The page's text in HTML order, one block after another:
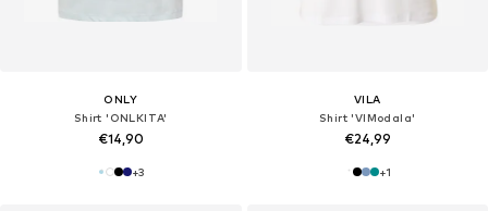
ONLY
Shirt 'ONLKITA'
€14,90
+3
VILA
Shirt 'VIModala'
€24,99
+1